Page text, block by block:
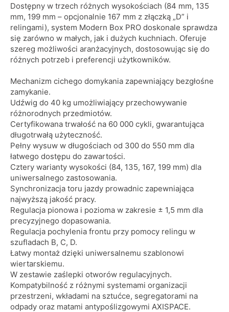
Dostępny w trzech różnych wysokościach (84 mm, 135
mm, 199 mm – opcjonalnie 167 mm z złączką „D” i
relingami), system Modern Box PRO doskonale sprawdza
się zarówno w małych, jak i dużych kuchniach. Oferuje
szereg możliwości aranżacyjnych, dostosowując się do
różnych potrzeb i preferencji użytkowników.
Mechanizm cichego domykania zapewniający bezgłośne
zamykanie.
Udźwig do 40 kg umożliwiający przechowywanie
różnorodnych przedmiotów.
Certyfikowana trwałość na 60 000 cykli, gwarantująca
długotrwałą użyteczność.
Pełny wysuw w długościach od 300 do 550 mm dla
łatwego dostępu do zawartości.
Cztery warianty wysokości (84, 135, 167, 199 mm) dla
uniwersalnego zastosowania.
Synchronizacja toru jazdy prowadnic zapewniająca
najwyższą jakość pracy.
Regulacja pionowa i pozioma w zakresie ± 1,5 mm dla
precyzyjnego dopasowania.
Regulacja pochylenia frontu przy pomocy relingu w
szufladach B, C, D.
Łatwy montaż dzięki uniwersalnemu szablonowi
wiertarskiemu.
W zestawie zaślepki otworów regulacyjnych.
Kompatybilność z różnymi systemami organizacji
przestrzeni, wkładami na sztućce, segregatorami na
odpady oraz matami antypoślizgowymi AXISPACE.